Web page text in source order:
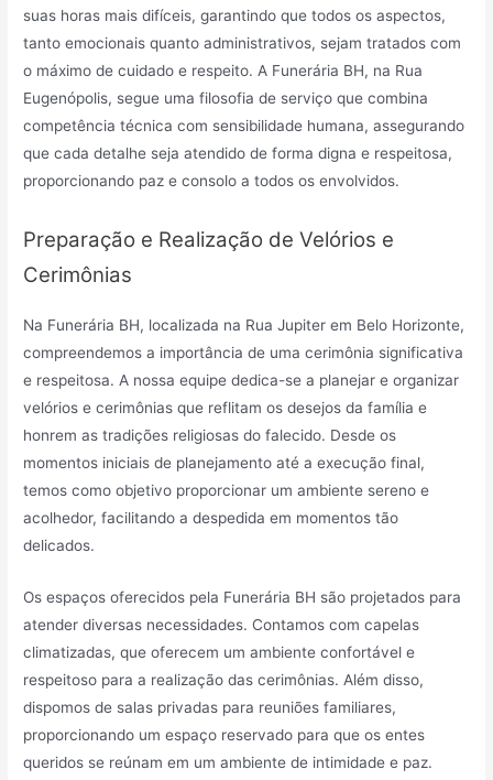
suas horas mais difíceis, garantindo que todos os aspectos,
tanto emocionais quanto administrativos, sejam tratados com
o máximo de cuidado e respeito. A Funerária BH, na Rua
Eugenópolis, segue uma filosofia de serviço que combina
competência técnica com sensibilidade humana, assegurando
que cada detalhe seja atendido de forma digna e respeitosa,
proporcionando paz e consolo a todos os envolvidos.
Preparação e Realização de Velórios e
Cerimônias
Na Funerária BH, localizada na Rua Jupiter em Belo Horizonte,
compreendemos a importância de uma cerimônia significativa
e respeitosa. A nossa equipe dedica-se a planejar e organizar
velórios e cerimônias que reflitam os desejos da família e
honrem as tradições religiosas do falecido. Desde os
momentos iniciais de planejamento até a execução final,
temos como objetivo proporcionar um ambiente sereno e
acolhedor, facilitando a despedida em momentos tão
delicados.
Os espaços oferecidos pela Funerária BH são projetados para
atender diversas necessidades. Contamos com capelas
climatizadas, que oferecem um ambiente confortável e
respeitoso para a realização das cerimônias. Além disso,
dispomos de salas privadas para reuniões familiares,
proporcionando um espaço reservado para que os entes
queridos se reúnam em um ambiente de intimidade e paz.